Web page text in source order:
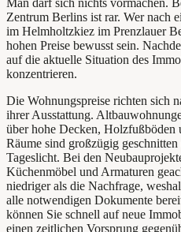
Man darf sich nichts vormachen.
Zentrum Berlins ist rar. Wer nach
im Helmholtzkiez im Prenzlauer
hohen Preise bewusst sein.
auf die aktuelle Situation des
konzentrieren.
Die Wohnungspreise richten sich
ihrer Ausstattung.
über hohe Decken, Holzfußböden
Räume sind großzügig
Tageslicht. Bei den
Küchenmöbel und Armaturen
niedriger als die Nachfrage,
alle notwendigen Dokumente
können Sie schnell auf neue
einen zeitlichen Vorsprung